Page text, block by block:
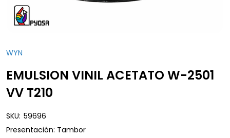
WYN
EMULSION VINIL ACETATO W-2501
VV T210
SKU: 59696
Presentación: Tambor